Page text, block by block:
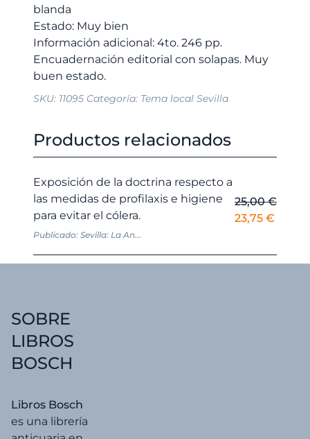
blanda
Estado: Muy bien
Información adicional: 4to. 246 pp.
Encuadernación editorial con solapas. Muy
SKU: 11095 Categoría: Tema local Sevilla
Productos relacionados
Exposición de la doctrina respecto a
las medidas de profilaxis e higiene
para evitar el cólera.
Publicado: Sevilla: La An...
25,00€
El
era:
23,75 €
es:
SOBRE
LIBROS
BOSCH
Libros Bosch
es una librería